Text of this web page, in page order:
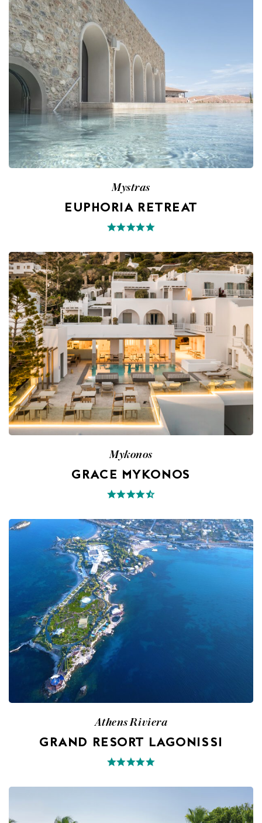
Mystras
EUPHORIA RETREAT
Mykonos
GRACE MYKONOS
Athens Riviera
GRAND RESORT LAGONISSI